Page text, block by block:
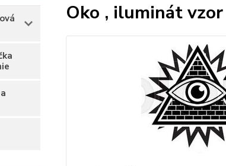
Oko , iluminát vzor